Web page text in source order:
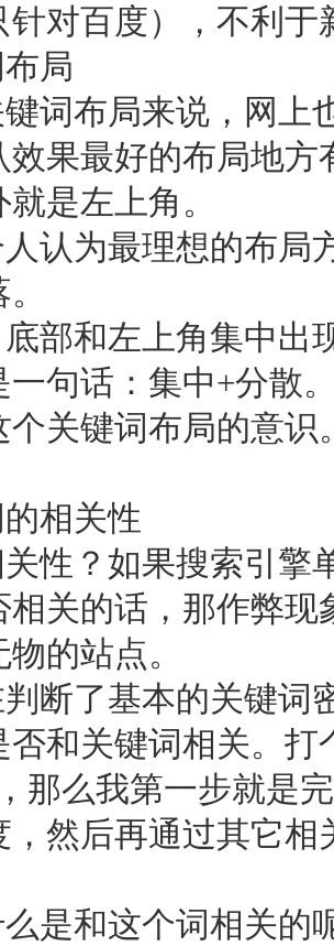
针对百度），不利于
局
布局来说，网上
效果最好的布局地
是左上角。
为最理想的布局
和左上角集中出
一句话：集中+分散
个关键词布局的意
相关性
？如果搜索引擎
相关的话，那作弊
的站点。
了基本的关键词
和关键词相关。打
那么我第一步就是
，然后再通过其它
和这个词相关的